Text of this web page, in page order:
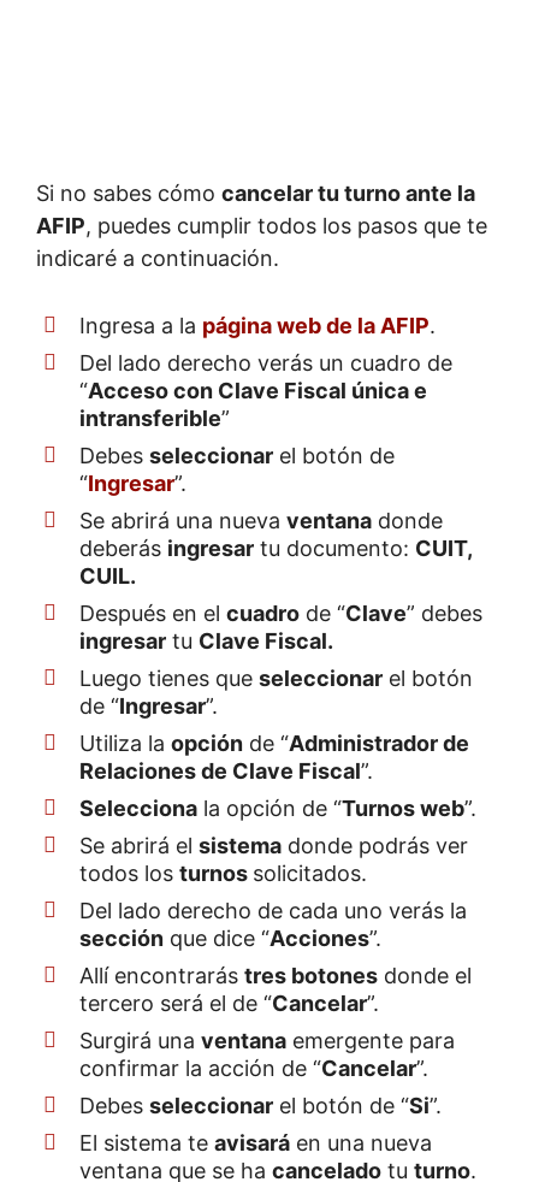
Si no sabes cómo cancelar tu turno ante la
AFIP, puedes cumplir todos los pasos que te
indicaré a continuación.
Ingresa a la página web de la AFIP.
Del lado derecho verás un cuadro de
“Acceso con Clave Fiscal única e
intransferible”
Debes seleccionar el botón de
“Ingresar”.
Se abrirá una nueva ventana donde
deberás ingresar tu documento: CUIT,
CUIL.
Después en el cuadro de “Clave” debes
ingresar tu Clave Fiscal.
Luego tienes que seleccionar el botón
de “Ingresar”.
Utiliza la opción de “Administrador de
Relaciones de Clave Fiscal”.
Selecciona la opción de “Turnos web”.
Se abrirá el sistema donde podrás ver
todos los turnos solicitados.
Del lado derecho de cada uno verás la
sección que dice “Acciones”.
Allí encontrarás tres botones donde el
tercero será el de “Cancelar”.
Surgirá una ventana emergente para
confirmar la acción de “Cancelar”.
Debes seleccionar el botón de “Si”.
El sistema te avisará en una nueva
ventana que se ha cancelado tu turno.